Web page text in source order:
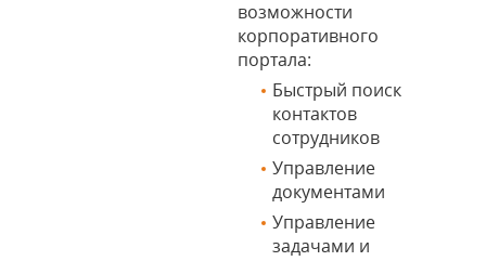
возможности
корпоративного
портала:
Быстрый поиск
контактов
сотрудников
Управление
документами
Управление
задачами и